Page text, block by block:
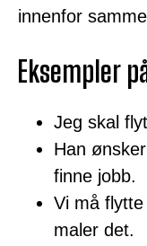
innenfor
Eksempler
Jeg skal
Han
finne jobb.
Vi må
maler det.